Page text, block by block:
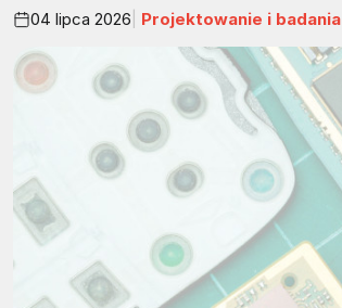
04 lipca 2026 Projektowanie i badania